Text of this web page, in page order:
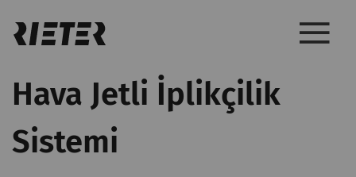
Hava Jetli İplikçilik
Sistemi